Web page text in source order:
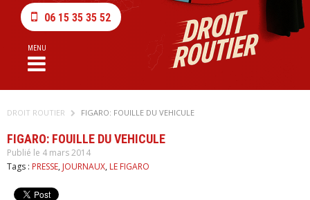
06 15 35 35 52
MENU
DROIT ROUTIER FIGARO: FOUILLE DU VEHICULE
FIGARO: FOUILLE DU VEHICULE
Publié le 4 mars 2014
Tags : PRESSE, JOURNAUX, LE FIGARO